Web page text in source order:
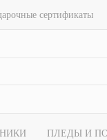
сертификаты
ПЛЕДЫ И